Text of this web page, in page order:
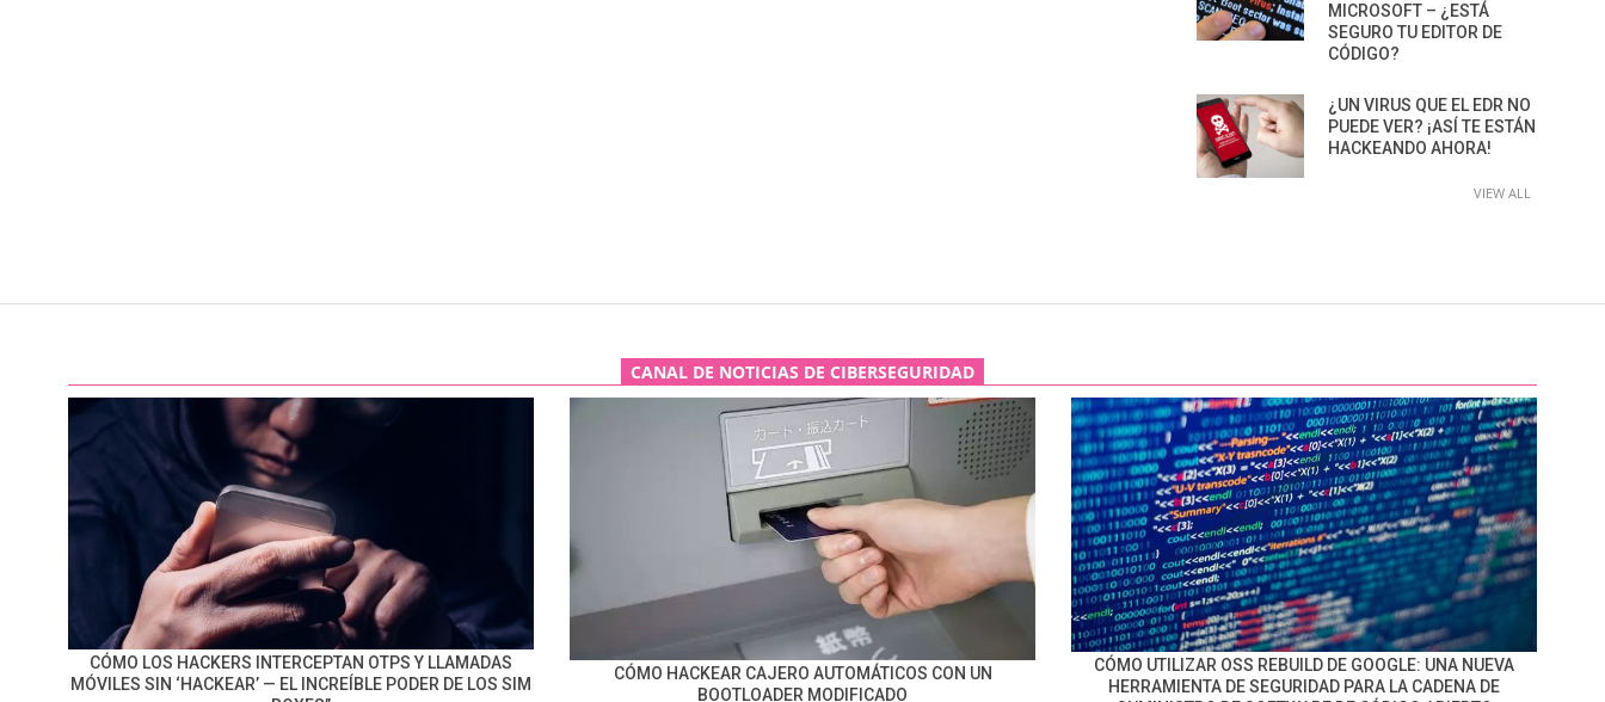
MICROSOFT – ¿ESTÁ
SEGURO TU EDITOR DE
CÓDIGO?
¿UN VIRUS QUE EL EDR NO
PUEDE VER? ¡ASÍ TE ESTÁN
HACKEANDO AHORA!
VIEW ALL
CANAL DE NOTICIAS DE CIBERSEGURIDAD
CÓMO LOS HACKERS INTERCEPTAN OTPS Y LLAMADAS
MÓVILES SIN ‘HACKEAR’ — EL INCREÍBLE PODER DE LOS SIM
CÓMO HACKEAR CAJERO AUTOMÁTICOS CON UN
BOOTLOADER MODIFICADO
CÓMO UTILIZAR OSS REBUILD DE GOOGLE: UNA NUEVA
HERRAMIENTA DE SEGURIDAD PARA LA CADENA DE